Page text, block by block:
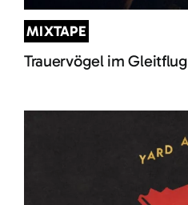
MIXTAPE
Trauervögel im Gleitflug